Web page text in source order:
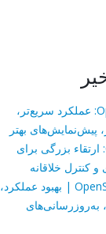
OpenShot 3.5.1: عملکرد سریع‌تر،
پیش‌نمایش‌های بهتر
OpenShot 3.5: ارتقاء بزرگی برای
کنترل خلاقانه
انتشار OpenShot 3.4 | بهبود عملکرد،
به‌روزرسانی‌های